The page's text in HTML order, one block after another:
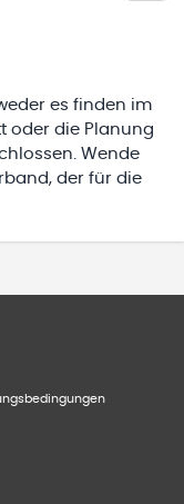
es finden im
oder die Planung
Wende
der für die